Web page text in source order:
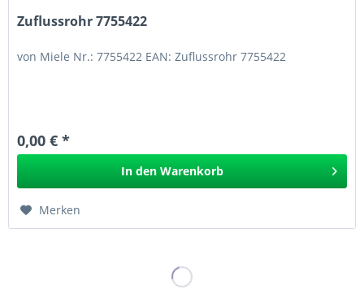
Zuflussrohr 7755422
von Miele Nr.: 7755422 EAN: Zuflussrohr 7755422
0,00 € *
In den Warenkorb
Merken